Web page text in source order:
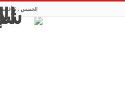
الخميس , 6 أغسطس 2026